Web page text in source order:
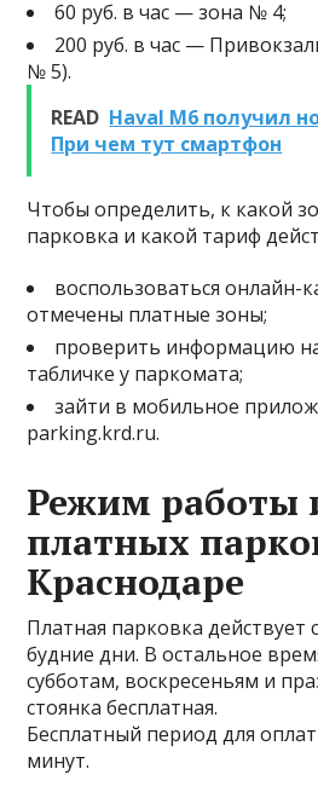
60 руб. в час — зона № 4;
200 руб. в час —
№ 5).
READ Haval M6 получил
При чем тут смартфон
Чтобы определить, к какой
парковка и какой тариф
воспользоваться онлайн-
отмечены платные зоны;
проверить информацию
табличке у паркомата;
зайти в мобильное
parking.krd.ru.
Режим работы
платных
Краснодаре
Платная парковка действует
будние дни. В остальное
субботам, воскресеньям и
стоянка бесплатная.
Бесплатный период для
минут.